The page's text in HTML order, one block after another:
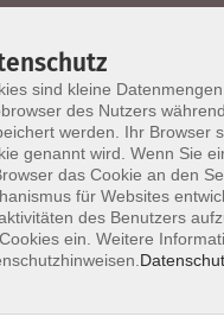
sind kleine
des Nutzers
werden. Ihr Browser
genannt wird. Wenn Sie
das Cookie an den
für Websites
des Benutzers
ein. Weitere